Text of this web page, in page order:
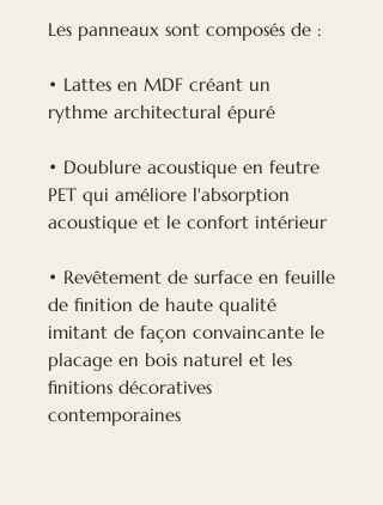
Les panneaux sont composés de :
• Lattes en MDF créant un
rythme architectural épuré
• Doublure acoustique en feutre
PET qui améliore l'absorption
acoustique et le confort intérieur
• Revêtement de surface en feuille
de finition de haute qualité
imitant de façon convaincante le
placage en bois naturel et les
finitions décoratives
contemporaines